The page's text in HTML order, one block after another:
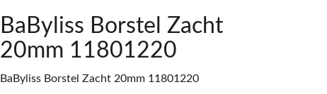
BaByliss Borstel Zacht
20mm 11801220
BaByliss Borstel Zacht 20mm 11801220